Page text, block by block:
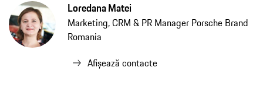
Loredana Matei
Marketing, CRM & PR Manager Porsche Brand
Romania
Afișează contacte